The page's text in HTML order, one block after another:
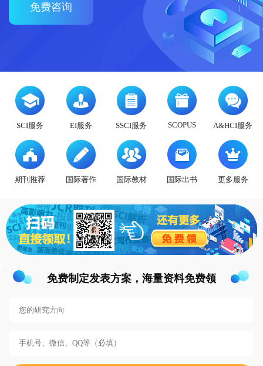
免费咨询
SCI服务 EI服务 SSCI服务 SCOPUS A&HCI服务
期刊推荐 国际著作 国际教材 国际出书 更多服务
免费制定发表方案，海量资料免费领